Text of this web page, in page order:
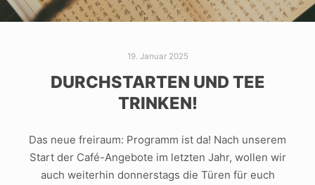
19. Januar 2025
DURCHSTARTEN UND TEE
TRINKEN!
Das neue freiraum: Programm ist da! Nach unserem
Start der Café-Angebote im letzten Jahr, wollen wir
auch weiterhin donnerstags die Türen für euch